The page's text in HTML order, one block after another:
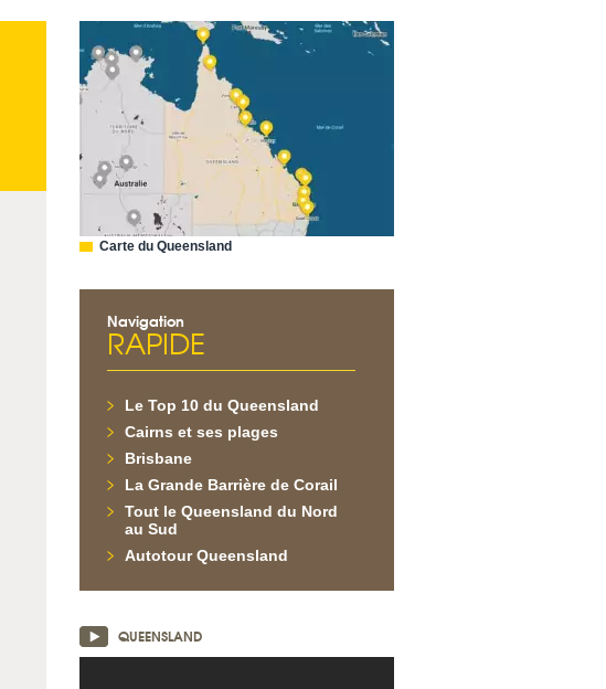
Carte du Queensland
Navigation
RAPIDE
Le Top 10 du Queensland
Cairns et ses plages
Brisbane
La Grande Barrière de Corail
Tout le Queensland du Nord
au Sud
Autotour Queensland
QUEENSLAND